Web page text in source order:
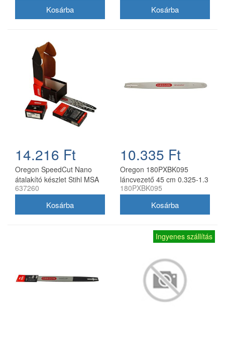
14.216 Ft
Oregon SpeedCut Nano
átalakító készlet Stihl MSA
161T 10" 325 1,1 mm
637260
10.335 Ft
Oregon 180PXBK095
láncvezető 45 cm 0.325-1.3
mm 72 szemes Husqvarna
180PXBK095
Ingyenes szállítás